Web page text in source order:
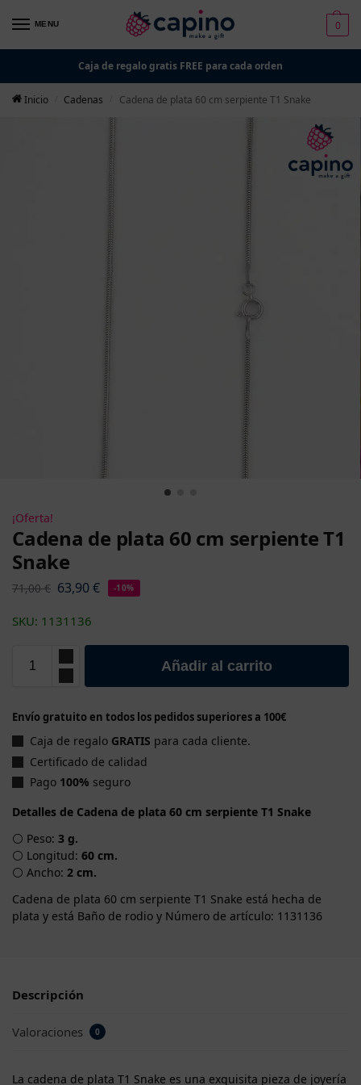
MENU 0
Caja de regalo gratis FREE para cada orden
Inicio Cadenas Cadena de plata 60 cm serpiente T1 Snake
¡Oferta!
Cadena de plata 60 cm serpiente T1
Snake
71,00€ 63,90€ -10%
SKU: 1131136
Añadir al carrito
Envío gratuito en todos los pedidos superiores a 100€
Caja de regalo GRATIS para cada cliente.
Certificado de calidad
Pago 100% seguro
Detalles de Cadena de plata 60 cm serpiente T1 Snake
⚪ Peso: 3 g.
⚪ Longitud: 60 cm.
⚪ Ancho: 2 cm.
Cadena de plata 60 cm serpiente T1 Snake está hecha de
plata y está Baño de rodio y Número de artículo: 1131136
Descripción
Valoraciones 0
La cadena de plata T1 Snake es una exquisita pieza de joyería